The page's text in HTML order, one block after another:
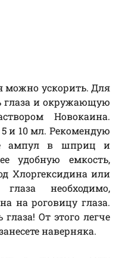
можно ускорить. Для
глаза и окружающую
Новокаина.
и 10 мл. Рекомендую
ампул в шприц и
удобную емкость,
Хлоргексидина или
необходимо,
на роговицу глаза.
От этого легче
наверняка.